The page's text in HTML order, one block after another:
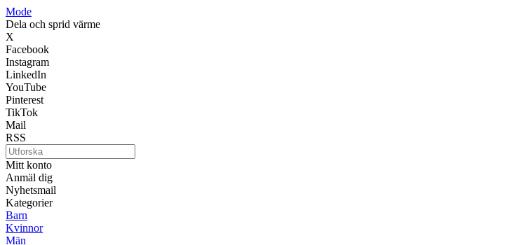
Mode
Dela och sprid värme
X
Facebook
Instagram
LinkedIn
YouTube
Pinterest
TikTok
Mail
RSS
Mitt konto
Anmäl dig
Nyhetsmail
Kategorier
Barn
Kvinnor
Män